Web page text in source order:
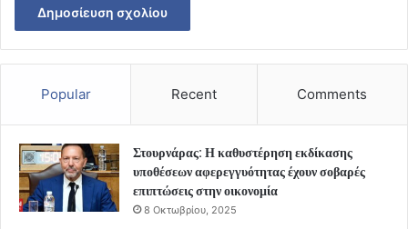
Popular Recent Comments
Στουρνάρας: Η καθυστέρηση εκδίκασης
υποθέσεων αφερεγγυότητας έχουν σοβαρές
επιπτώσεις στην οικονομία
8 Οκτωβρίου, 2025